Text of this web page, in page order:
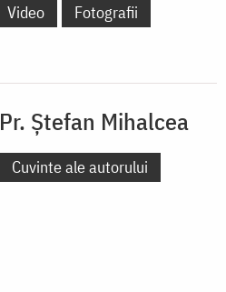
Video
Fotografii
Pr. Ștefan Mihalcea
Cuvinte ale autorului